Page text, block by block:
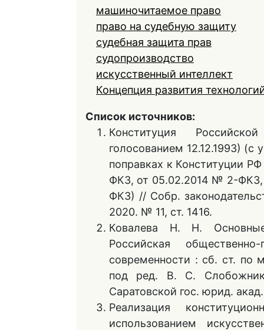
машиночитаемое право
право на судебную защиту
судебная защита прав
судопроизводство
искусственный интеллект
Концепция развития
Список источников:
Конституция
голосованием 12.12.1993)
поправках к Конституции
ФКЗ, от 05.02.2014 № 2-ФКЗ,
ФКЗ) // Собр.
2020. № 11, ст. 1416.
Ковалева Н. Н.
Российская
современности : сб. ст. по
под ред. В. С.
Саратовской гос. юрид.
Реализация
использованием